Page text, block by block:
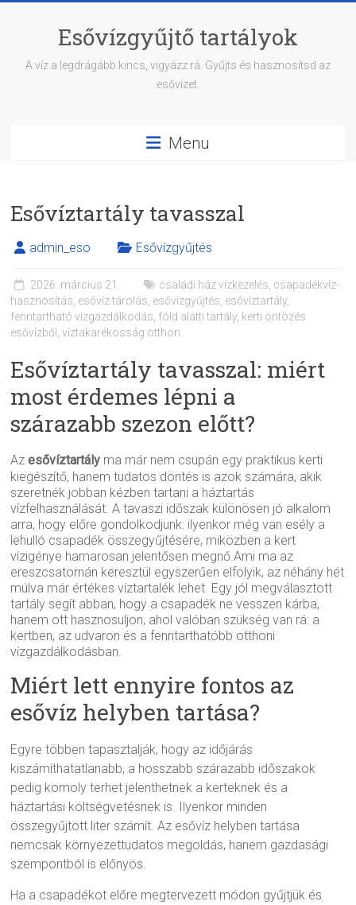
Esővízgyűjtő tartályok
A víz a legdrágább kincs, vigyázz rá. Gyűjts és hasznosítsd az
esővizet.
Menu
Esővíztartály tavasszal
admin_eso Esővízgyűjtés
2026. március 21. családi ház vízkezelés csapadékvíz-
hasznosítás esővíz tárolás esővízgyűjtés esővíztartály,
fenntartható vízgazdálkodás föld alatti tartály, kerti öntözés
esővízből
,víztakarékosság otthon
Esővíztartály tavasszal: miért
most érdemes lépni a
szárazabb szezon előtt?
Azesővíztartály ma már nem csupán egy praktikus kerti
kiegészítő, hanem tudatos döntés is azok számára, akik
szeretnék jobban kézben tartani a háztartás
vízfelhasználását. A tavaszi időszak különösen jó alkalom
arra, hogy előre gondolkodjunk: ilyenkor még van esély a
lehulló csapadék összegyűjtésére, miközben a kert
vízigénye hamarosan jelentősen megnő.Ami ma az
ereszcsatornán keresztül egyszerűen elfolyik, az néhány hét
múlva már értékes víztartalék lehet. Egy jól megválasztott
tartály segít abban, hogy a csapadék ne vesszen kárba,
hanem ott hasznosuljon, ahol valóban szükség van rá: a
kertben, az udvaron és a fenntarthatóbb otthoni
vízgazdálkodásban.
Miért lett ennyire fontos az
esővíz helyben tartása?
Egyre többen tapasztalják, hogy az időjárás
kiszámíthatatlanabb, a hosszabb szárazabb időszakok
pedig komoly terhet jelenthetnek a kerteknek és a
háztartási költségvetésnek is. Ilyenkor minden
összegyűjtött liter számít. Az esővíz helyben tartása
nemcsak környezettudatos megoldás, hanem gazdasági
szempontból is előnyös.
Ha a csapadékot előre megtervezett módon gyűjtjük és